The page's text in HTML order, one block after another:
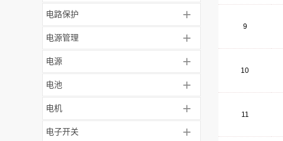
电路保护 +
电源管理 +
电源 +
电池 +
电机 +
电子开关 +
9
10
11